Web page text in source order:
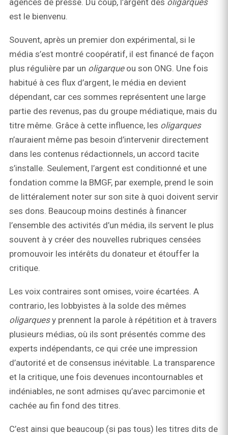
agences de presse. Du coup, l’argent des oligarques
est le bienvenu.
Souvent, après un premier don expérimental, si le
média s’est montré coopératif, il est financé de façon
plus régulière par un oligarqueou son ONG. Une fois
habitué à ces flux d’argent, le média en devient
dépendant, car ces sommes représentent une large
partie des revenus, pas du groupe médiatique, mais du
titre même. Grâce à cette influence, les oligarques
n’auraient même pas besoin d’intervenir directement
dans les contenus rédactionnels, un accord tacite
s’installe. Seulement, l’argent est conditionné et une
fondation comme la BMGF, par exemple, prend le soin
de littéralement noter sur son site à quoi doivent servir
ses dons. Beaucoup moins destinés à financer
l’ensemble des activités d’un média, ils servent le plus
souvent à y créer des nouvelles rubriques censées
promouvoir les intérêts du donateur et étouffer la
critique.
Les voix contraires sont omises, voire écartées. A
contrario, les lobbyistes à la solde des mêmes
oligarquesy prennent la parole à répétition et à travers
plusieurs médias, où ils sont présentés comme des
experts indépendants, ce qui crée une impression
d’autorité et de consensus inévitable. La transparence
et la critique, une fois devenues incontournables et
indéniables, ne sont admises qu’avec parcimonie et
cachée au fin fond des titres.
C’est ainsi que beaucoup (si pas tous) les titres dits de